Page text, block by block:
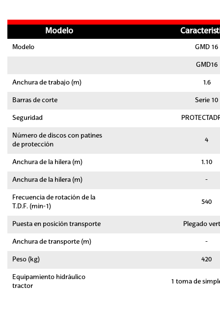
Modelo
Modelo GMD 16
GMD16
Anchura de trabajo (m) 1.6
Barras de corte Serie 10
Seguridad
Número de discos con patines
de protección
4
Anchura de la hilera (m) 1.10
Anchura de la hilera (m) -
Frecuencia de rotación de la
T.D.F. (min-1)
540
Puesta en posición transporte Plegado
Anchura de transporte (m) -
Peso (kg) 420
Equipamiento hidráulico
tractor
1 toma de